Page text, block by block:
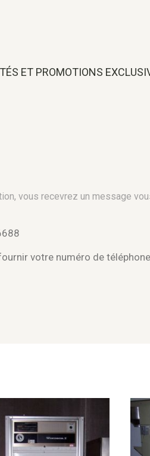
ET PROMOTIONS
vous recevrez un message
votre numéro de